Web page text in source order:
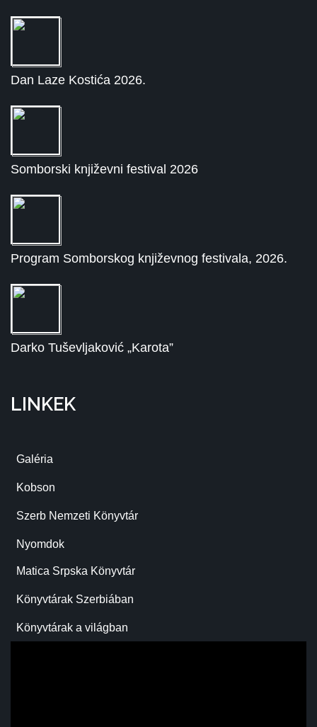
Dan Laze Kostića 2026.
Somborski književni festival 2026
Program Somborskog književnog festivala, 2026.
Darko Tuševljaković „Karota”
LINKEK
Galéria
Kobson
Szerb Nemzeti Könyvtár
Nyomdok
Matica Srpska Könyvtár
Könyvtárak Szerbiában
Könyvtárak a világban